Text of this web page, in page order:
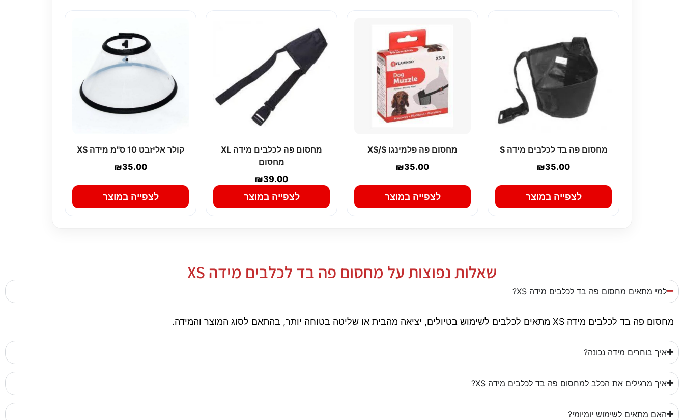
מחסום פה בד לכלבים מידה S
₪35.00
לצפייה במוצר
מחסום פה פלמינגו XS/S
₪35.00
לצפייה במוצר
מחסום פה לכלבים מידה XL
מחסום
₪39.00
לצפייה במוצר
קולר אליזבט 10 ס"מ מידה XS
₪35.00
לצפייה במוצר
שאלות נפוצות על מחסום פה בד לכלבים מידה XS
למי מתאים מחסום פה בד לכלבים מידה XS?
מחסום פה בד לכלבים מידה XS מתאים לכלבים לשימוש בטיולים, יציאה מהבית או שליטה בטוחה יותר, בהתאם לסוג המוצר והמידה.
איך בוחרים מידה נכונה?
איך מרגילים את הכלב למחסום פה בד לכלבים מידה XS?
האם מתאים לשימוש יומיומי?